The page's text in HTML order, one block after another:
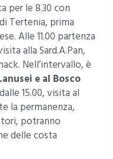
per le 8.30 con
Tertenia, prima
Alle 11.00 partenza
alla Sard.A.Pan,
Nell’intervallo, è
e al Bosco
15.00, visita al
la permanenza,
potranno
delle costa